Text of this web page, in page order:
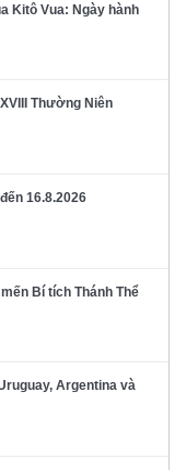
Kitô Vua: Ngày hành
Thường Niên
16.8.2026
Bí tích Thánh Thể
Argentina và